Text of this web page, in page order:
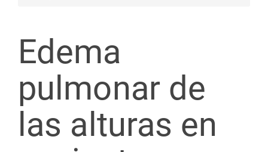
Edema
pulmonar de
las alturas en